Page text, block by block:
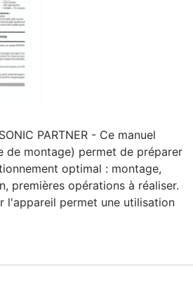
PARTNER - Ce manuel
de montage) permet de préparer
optimal : montage,
premières opérations à réaliser.
l'appareil permet une utilisation